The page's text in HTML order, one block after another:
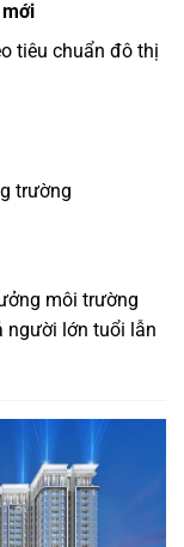
tiêu chuẩn đô thị
trường
môi trường
người lớn tuổi lẫn